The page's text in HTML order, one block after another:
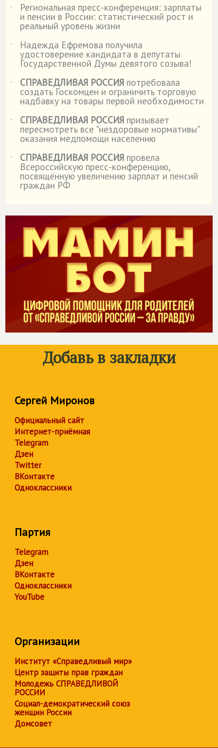
˙ Региональная пресс-конференция: зарплаты
и пенсии в России: статистический рост и
реальный уровень жизни
˙
Надежда Ефремова получила
удостоверение кандидата в депутаты
Государственной Думы девятого созыва!
˙
СПРАВЕДЛИВАЯ РОССИЯ потребовала
создать Госкомцен и ограничить торговую
надбавку на товары первой необходимости
˙
СПРАВЕДЛИВАЯ РОССИЯ призывает
пересмотреть все "нездоровые нормативы"
оказания медпомощи населению
˙
СПРАВЕДЛИВАЯ РОССИЯ провела
Всероссийскую пресс-конференцию,
посвящённую увеличению зарплат и пенсий
граждан РФ
Добавь в закладки
Сергей Миронов
Официальный сайт
Интернет-приёмная
Telegram
Дзен
Twitter
ВКонтакте
Одноклассники
Партия
Telegram
Дзен
ВКонтакте
Одноклассники
YouTube
Организации
Институт «Справедливый мир»
Центр защиты прав граждан
Молодежь СПРАВЕДЛИВОЙ
РОССИИ
Социал-демократический союз
женщин России
Домсовет